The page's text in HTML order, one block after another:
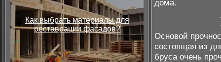
Как выбрать материалы для
реставрации фасадов?
дома.
Основой
состоящая из
бруса очень